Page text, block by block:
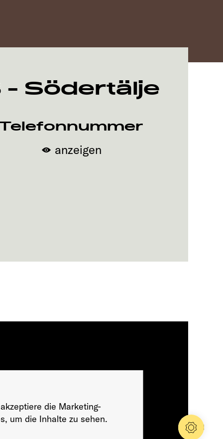
Södertälje
anzeigen
die Marketing-
um die Inhalte zu sehen.